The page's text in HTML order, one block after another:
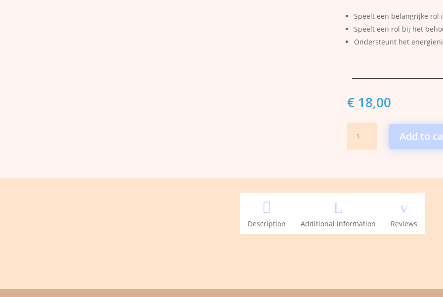
Speelt een belangrijke
Speelt een rol bij het
Ondersteunt het
€18,00
Olie
quantity
Add to

Description
L
Additional information
v
Reviews